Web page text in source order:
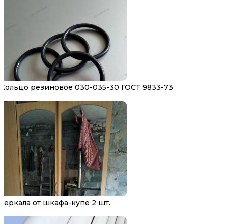
Кольцо резиновое 030-035-30 ГОСТ 9833-73
Зеркала от шкафа-купе 2 шт.